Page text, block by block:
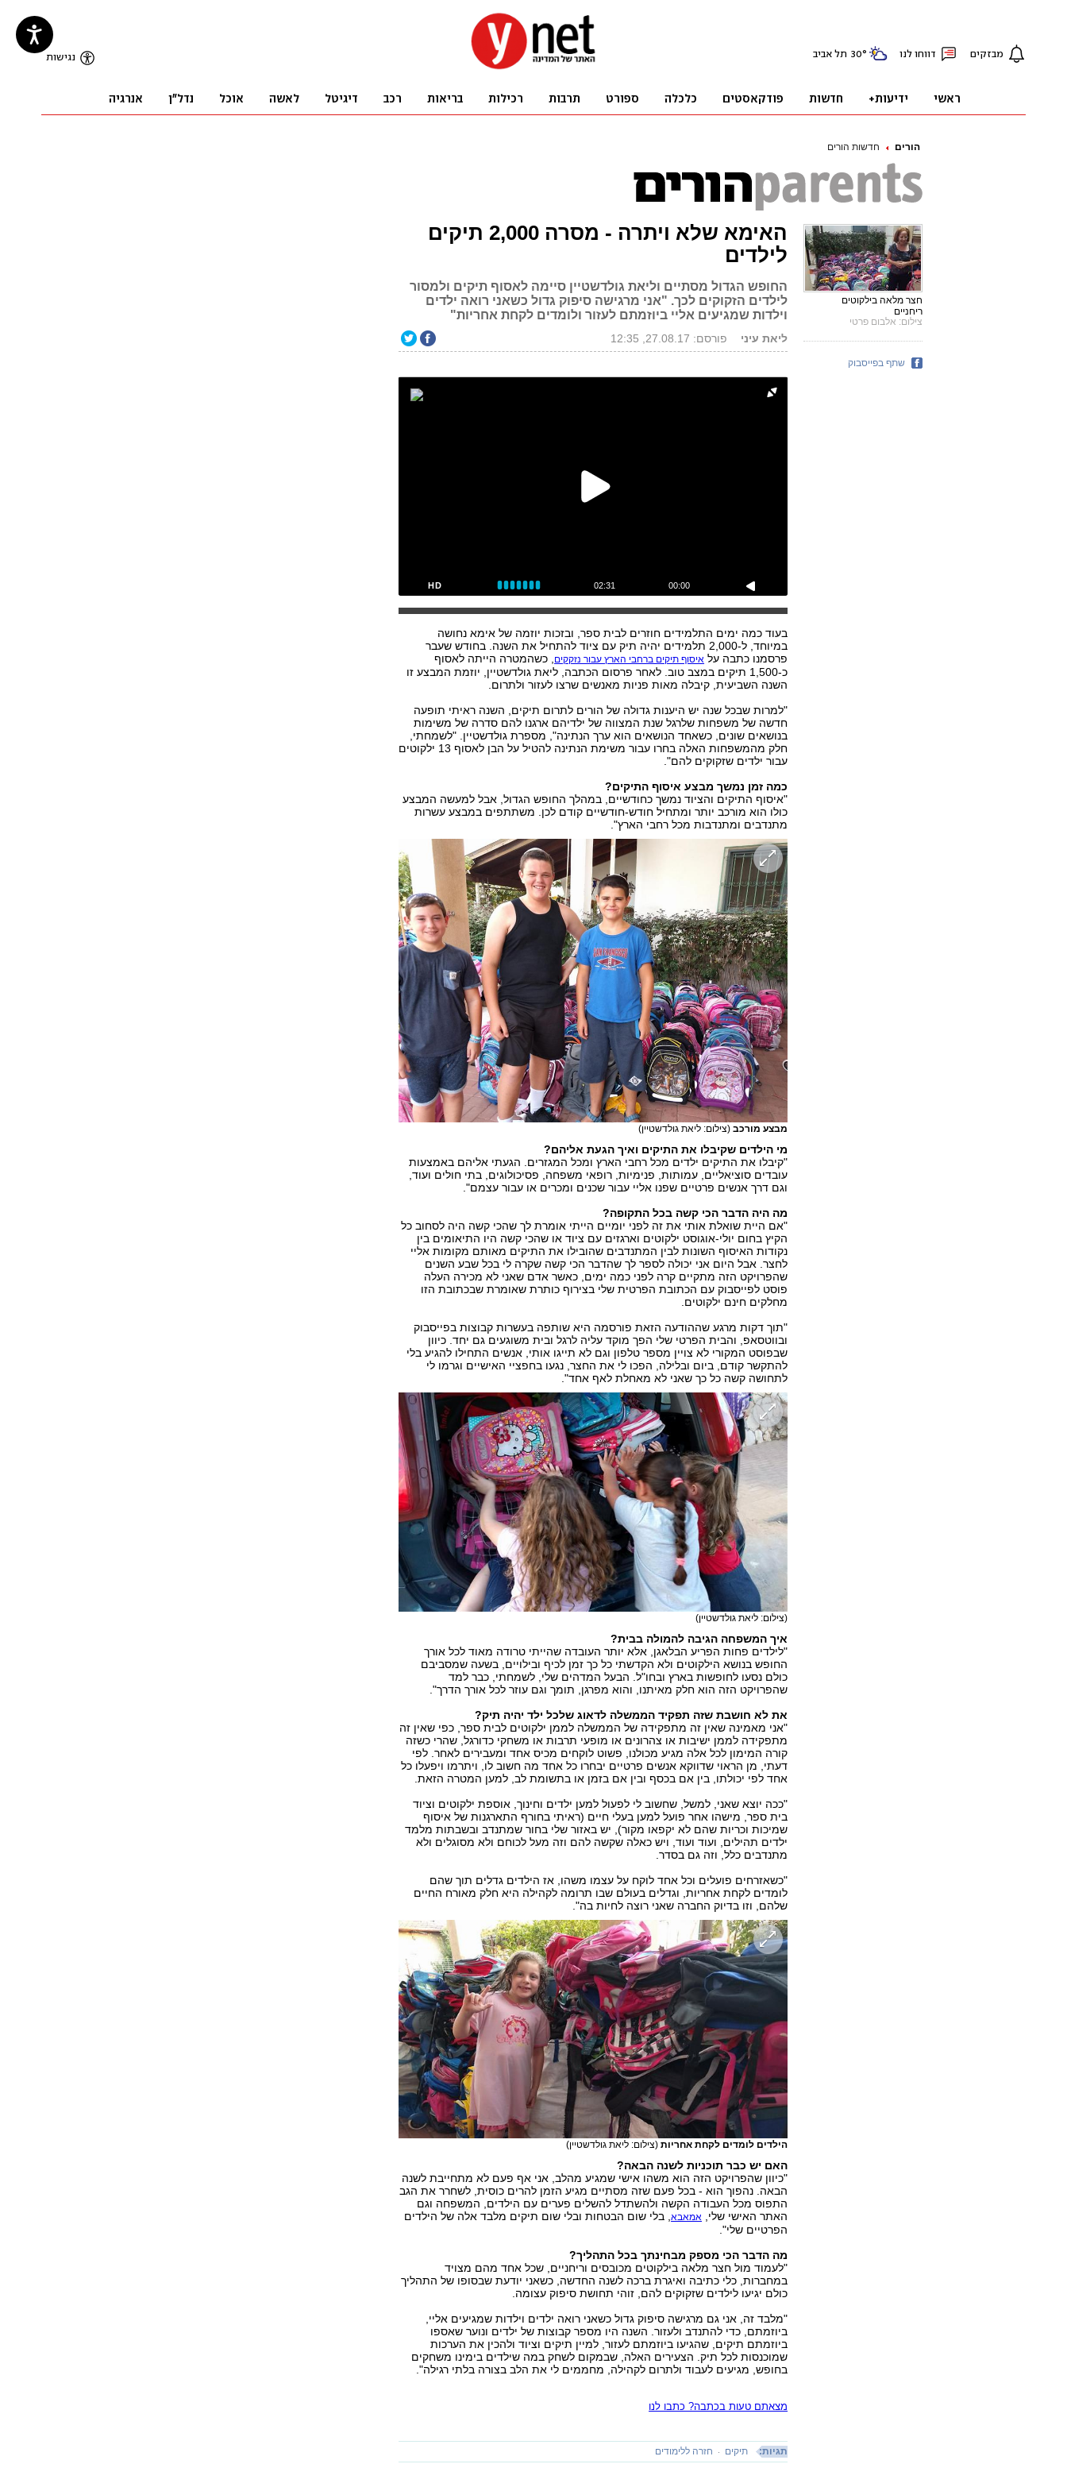
הורים חדשות הורים
האימא שלא ויתרה - מסרה 2,000 תיקים
לילדים
החופש הגדול מסתיים וליאת גולדשטיין סיימה לאסוף תיקים ולמסור
לילדים הזקוקים לכך. "אני מרגישה סיפוק גדול כשאני רואה ילדים
וילדות שמגיעים אליי ביוזמתם לעזור ולומדים לקחת אחריות"
ליאת עיני פורסם: 27.08.17, 12:35
00:00
02:31
HD
בעוד כמה ימים התלמידים חוזרים לבית ספר, ובזכות יוזמה של אימא נחושה
במיוחד, ל-2,000 תלמידים יהיה תיק עם ציוד להתחיל את השנה. בחודש שעבר
פרסמנו כתבה על איסוף תיקים ברחבי הארץ עבור נזקקים
, כשהמטרה הייתה לאסוף
כ-1,500 תיקים במצב טוב. לאחר פרסום הכתבה, ליאת גולדשטיין, יוזמת המבצע זו
השנה השביעית, קיבלה מאות פניות מאנשים שרצו לעזור ולתרום.
"למרות שבכל שנה יש היענות גדולה של הורים לתרום תיקים, השנה ראיתי תופעה
חדשה של משפחות שלרגל שנת המצווה של ילדיהם ארגנו להם סדרה של משימות
בנושאים שונים, כשאחד הנושאים הוא ערך הנתינה", מספרת גולדשטיין. "לשמחתי,
חלק מהמשפחות האלה בחרו עבור משימת הנתינה להטיל על הבן לאסוף 13 ילקוטים
עבור ילדים שזקוקים להם".
כמה זמן נמשך מבצע איסוף התיקים?
"איסוף התיקים והציוד נמשך כחודשיים, במהלך החופש הגדול, אבל למעשה המבצע
כולו הוא מורכב יותר ומתחיל חודש-חודשיים קודם לכן. משתתפים במבצע עשרות
מתנדבים ומתנדבות מכל רחבי הארץ".
מבצע מורכב (צילום: ליאת גולדשטיין)
מי הילדים שקיבלו את התיקים ואיך הגעת אליהם?
"קיבלו את התיקים ילדים מכל רחבי הארץ ומכל המגזרים. הגעתי אליהם באמצעות
עובדים סוציאליים, עמותות, פנימיות, רופאי משפחה, פסיכולוגים, בתי חולים ועוד,
וגם דרך אנשים פרטיים שפנו אליי עבור שכנים ומכרים או עבור עצמם".
מה היה הדבר הכי קשה בכל התקופה?
"אם היית שואלת אותי את זה לפני יומיים הייתי אומרת לך שהכי קשה היה לסחוב כל
הקיץ בחום יולי-אוגוסט ילקוטים וארגזים עם ציוד או שהכי קשה היו התיאומים בין
נקודות האיסוף השונות לבין המתנדבים שהובילו את התיקים מאותם מקומות אליי
לחצר. אבל היום אני יכולה לספר לך שהדבר הכי קשה שקרה לי בכל שבע השנים
שהפרויקט הזה מתקיים קרה לפני כמה ימים, כאשר אדם שאני לא מכירה העלה
פוסט לפייסבוק עם הכתובת הפרטית שלי בצירוף כותרת שאומרת שבכתובת הזו
מחלקים חינם ילקוטים.
"תוך דקות מרגע שההודעה הזאת פורסמה היא שותפה בעשרות קבוצות בפייסבוק
ובווטסאפ, והבית הפרטי שלי הפך מוקד עליה לרגל ובית משוגעים גם יחד. כיוון
שבפוסט המקורי לא צויין מספר טלפון וגם לא תייגו אותי, אנשים התחילו להגיע בלי
להתקשר קודם, ביום ובלילה, הפכו לי את החצר, נגעו בחפציי האישיים וגרמו לי
לתחושה קשה כל כך שאני לא מאחלת לאף אחד".
(צילום: ליאת גולדשטיין)
איך המשפחה הגיבה להמולה בבית?
"לילדים פחות הפריע הבלאגן, אלא יותר העובדה שהייתי טרודה מאוד לכל אורך
החופש בנושא הילקוטים ולא הקדשתי כל כך זמן לכיף ובילויים, בשעה שמסביבם
כולם נסעו לחופשות בארץ ובחו"ל. הבעל המדהים שלי, לשמחתי, כבר למד
שהפרויקט הזה הוא חלק מאיתנו, והוא מפרגן, תומך וגם עוזר לכל אורך הדרך".
את לא חושבת שזה תפקיד הממשלה לדאוג שלכל ילד יהיה תיק?
"אני מאמינה שאין זה מתפקידה של הממשלה לממן ילקוטים לבית ספר, כפי שאין זה
מתפקידה לממן ישיבות או צהרונים או מופעי תרבות או משחקי כדורגל, שהרי כשזה
קורה המימון לכל אלה מגיע מכולנו, פשוט לוקחים מכיס אחד ומעבירים לאחר. לפי
דעתי, מן הראוי שדווקא אנשים פרטיים יבחרו כל אחד מה חשוב לו, ויתרמו ויפעלו כל
אחד לפי יכולתו, בין אם בכסף ובין אם בזמן או בתשומת לב, למען המטרה הזאת.
"ככה יוצא שאני, למשל, שחשוב לי לפעול למען ילדים וחינוך, אוספת ילקוטים וציוד
בית ספר, מישהו אחר פועל למען בעלי חיים (ראיתי בחורף התארגנות של איסוף
שמיכות וכריות שהם לא יקפאו מקור), יש באזור שלי בחור שמתנדב ובשבתות מלמד
ילדים תהילים, ועוד ועוד, ויש כאלה שקשה להם וזה מעל לכוחם ולא מסוגלים ולא
מתנדבים כלל, וזה גם בסדר.
"כשאזרחים פועלים וכל אחד לוקח על עצמו משהו, אז הילדים גדלים תוך שהם
לומדים לקחת אחריות, וגדלים בעולם שבו תרומה לקהילה היא חלק מאורח החיים
שלהם, וזו בדיוק החברה שאני רוצה לחיות בה".
הילדים לומדים לקחת אחריות (צילום: ליאת גולדשטיין)
האם יש כבר תוכניות לשנה הבאה?
"כיוון שהפרויקט הזה הוא משהו אישי שמגיע מהלב, אני אף פעם לא מתחייבת לשנה
הבאה. נהפוך הוא - בכל פעם שזה מסתיים מגיע הזמן להרים כוסית, לשחרר את הגב
התפוס מכל העבודה הקשה ולהשתדל להשלים פערים עם הילדים, המשפחה וגם
האתר האישי שלי, אמאבא, בלי שום הבטחות ובלי שום תיקים מלבד אלה של הילדים
הפרטיים שלי".
מה הדבר הכי מספק מבחינתך בכל התהליך?
"לעמוד מול חצר מלאה בילקוטים מכובסים וריחניים, שכל אחד מהם מצויד
במחברות, כלי כתיבה ואיגרת ברכה לשנה החדשה, כשאני יודעת שבסופו של התהליך
כולם יגיעו לילדים שזקוקים להם, זוהי תחושת סיפוק עצומה.
"מלבד זה, אני גם מרגישה סיפוק גדול כשאני רואה ילדים וילדות שמגיעים אליי,
ביוזמתם, כדי להתנדב ולעזור. השנה היו מספר קבוצות של ילדים ונוער שאספו
ביוזמתם תיקים, שהגיעו ביוזמתם לעזור, למיין תיקים וציוד ולהכין את הערכות
שמוכנסות לכל תיק. הצעירים האלה, שבמקום לשחק במה שילדים בימינו משחקים
בחופש, מגיעים לעבוד ולתרום לקהילה, מחממים לי את הלב בצורה בלתי רגילה".
מצאתם טעות בכתבה? כתבו לנו
תגיות: תיקים חזרה ללימודים
חצר מלאה בילקוטים
ריחניים
צילום: אלבום פרטי
שתף בפייסבוק